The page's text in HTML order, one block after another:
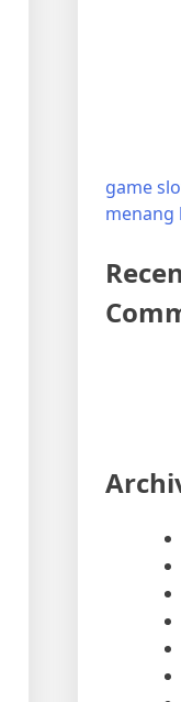
game
menang